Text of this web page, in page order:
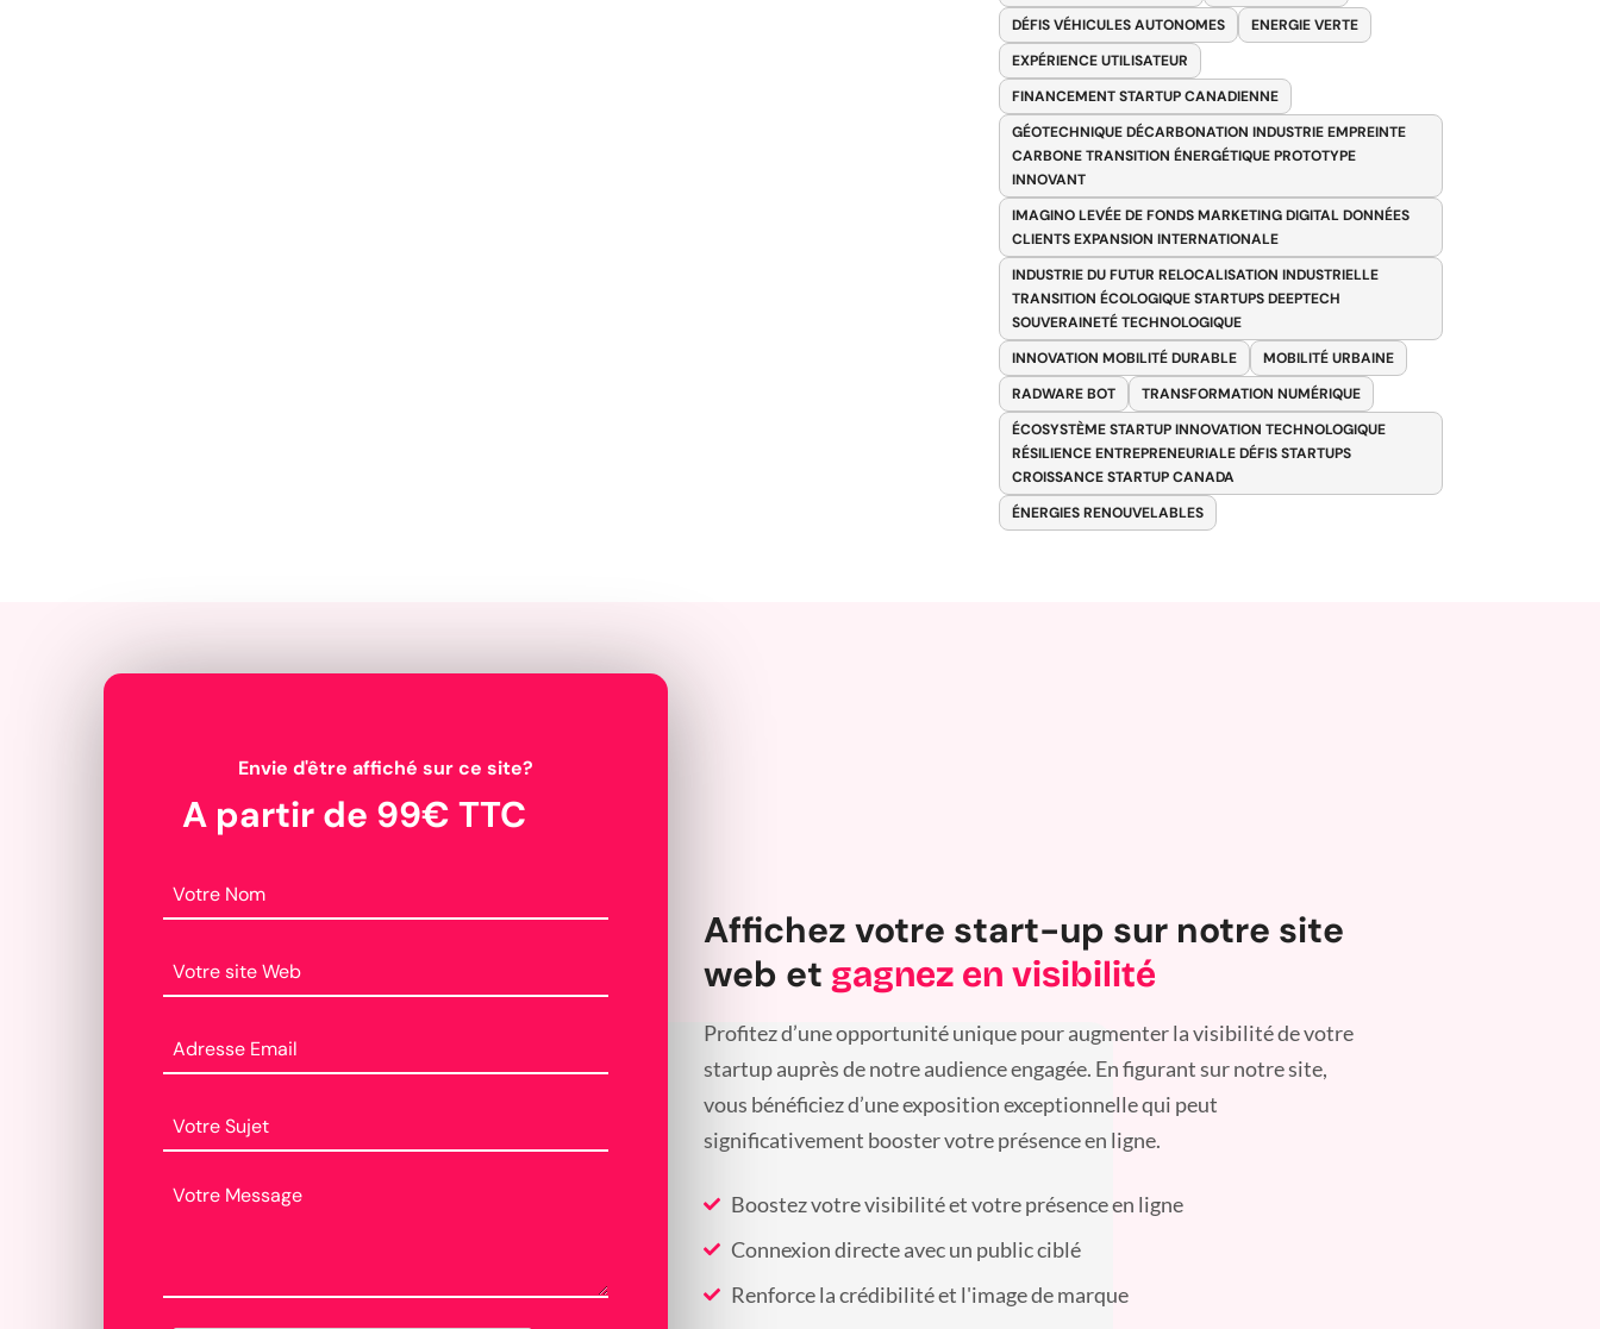
DÉFIS VÉHICULES AUTONOMES
ENERGIE VERTE
EXPÉRIENCE UTILISATEUR
FINANCEMENT STARTUP CANADIENNE
GÉOTECHNIQUE DÉCARBONATION INDUSTRIE EMPREINTE
CARBONE TRANSITION ÉNERGÉTIQUE PROTOTYPE
INNOVANT
IMAGINO LEVÉE DE FONDS MARKETING DIGITAL DONNÉES
CLIENTS EXPANSION INTERNATIONALE
INDUSTRIE DU FUTUR RELOCALISATION INDUSTRIELLE
TRANSITION ÉCOLOGIQUE STARTUPS DEEPTECH
SOUVERAINETÉ TECHNOLOGIQUE
INNOVATION MOBILITÉ DURABLE
MOBILITÉ URBAINE
RADWARE BOT
TRANSFORMATION NUMÉRIQUE
ÉCOSYSTÈME STARTUP INNOVATION TECHNOLOGIQUE
RÉSILIENCE ENTREPRENEURIALE DÉFIS STARTUPS
CROISSANCE STARTUP CANADA
ÉNERGIES RENOUVELABLES
Envie d'être affiché sur ce site?
A partir de 99€ TTC
Affichez votre start-up sur notre site
web et gagnez en visibilité
Profitez d’une opportunité unique pour augmenter la visibilité de votre
startup auprès de notre audience engagée. En figurant sur notre site,
vous bénéficiez d’une exposition exceptionnelle qui peut
significativement booster votre présence en ligne.
Boostez votre visibilité et votre présence en ligne
Connexion directe avec un public ciblé
Renforce la crédibilité et l'image de marque